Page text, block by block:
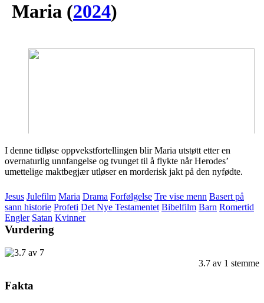
Maria (2024)
I denne tidløse oppvekstfortellingen blir Maria utstøtt etter en
overnaturlig unnfangelse og tvunget til å flykte når Herodes’
umettelige maktbegjær utløser en morderisk jakt på den nyfødte.
Jesus Julefilm Maria Drama Forfølgelse Tre vise menn Basert på
sann historie Profeti Det Nye Testamentet Bibelfilm Barn Romertid
Engler Satan Kvinner
Vurdering
3.7 av 1 stemme
Fakta